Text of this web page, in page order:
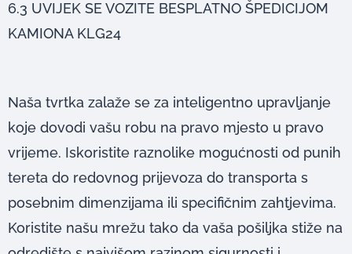
6.3 UVIJEK SE VOZITE BESPLATNO ŠPEDICIJOM
KAMIONA KLG24
Naša tvrtka zalaže se za inteligentno upravljanje
koje dovodi vašu robu na pravo mjesto u pravo
vrijeme. Iskoristite raznolike mogućnosti od punih
tereta do redovnog prijevoza do transporta s
posebnim dimenzijama ili specifičnim zahtjevima.
Koristite našu mrežu tako da vaša pošiljka stiže na